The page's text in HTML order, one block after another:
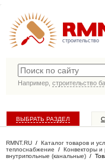
строительство
Например, строительство
ВЫБРАТЬ РАЗДЕЛ
RMNT.RU / Каталог товаров и
теплоснабжение / Конвекторы и
внутрипольные (канальные) /